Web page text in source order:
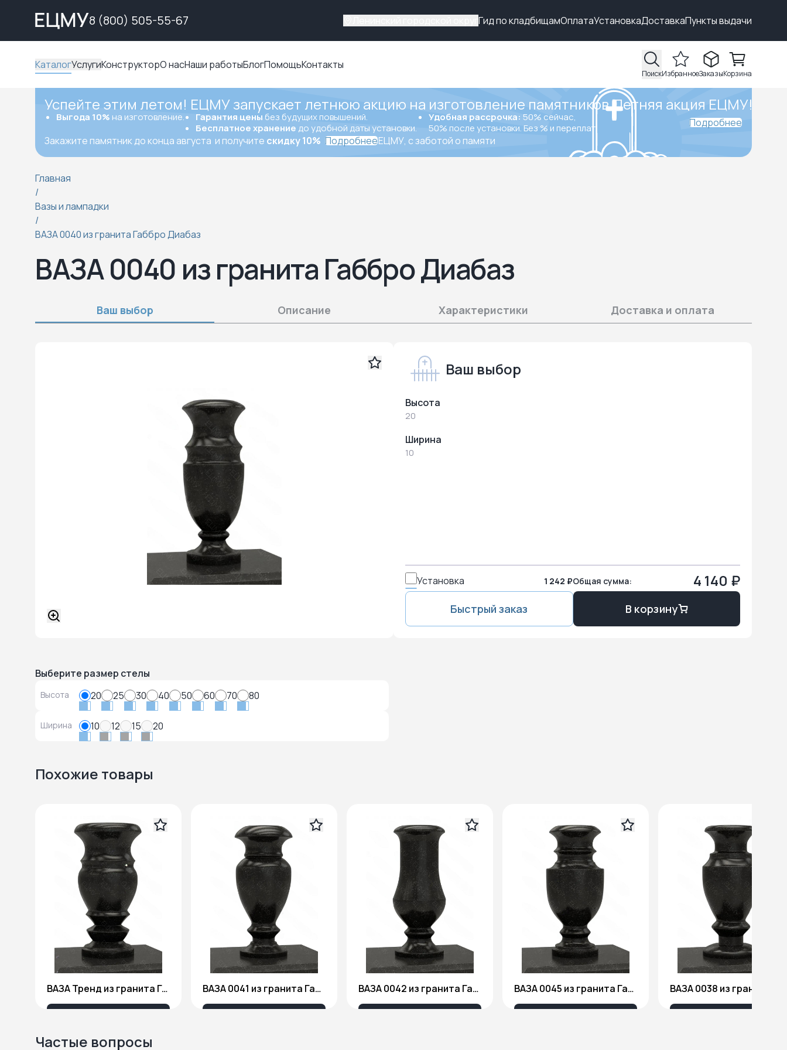
8 (800) 505-55-67 Гид по кладбищамОплатаУстановкаДоставкаПункты выдачи
КаталогУслугиКонструкторО насНаши работыБлогПомощьКонтакты
ПоискИзбранноеЗаказыКорзина
Успейте этим летом! ЕЦМУ запускает летнюю акцию на изготовление памятников.Летняя акция ЕЦМУ!
Выгода 10% на изготовление. Гарантия цены без будущих повышений.
Бесплатное хранение до удобной даты установки.
Удобная рассрочка: 50% сейчас,
50% после установки. Без % и переплат.
Закажите памятник до конца августа и получите скидку 10% ПодробнееЕЦМУ, с заботой о памяти
Подробнее
Главная
/
Вазы и лампадки
/
ВАЗА 0040 из гранита Габбро Диабаз
ВАЗА 0040 из гранита Габбро Диабаз
Ваш выбор Описание Характеристики Доставка и оплата
Ваш выбор
Высота
20
Ширина
10
Установка 1 242 ₽Общая сумма: 4 140 ₽
Быстрый заказ В корзину
Выберите размер стелы
Высота 20 25 30 40 50 60 70 80
Ширина 10 12 15 20
Похожие товары
ВАЗА Тренд из гранита Габбро Диабаз ВАЗА 0041 из гранита Габбро Диабаз ВАЗА 0042 из гранита Габбро Диабаз ВАЗА 0045 из гранита Габбро Диабаз
Частые вопросы